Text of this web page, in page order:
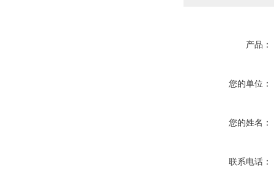
产品：
您的单位：
您的姓名：
联系电话：